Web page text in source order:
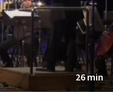
26 min